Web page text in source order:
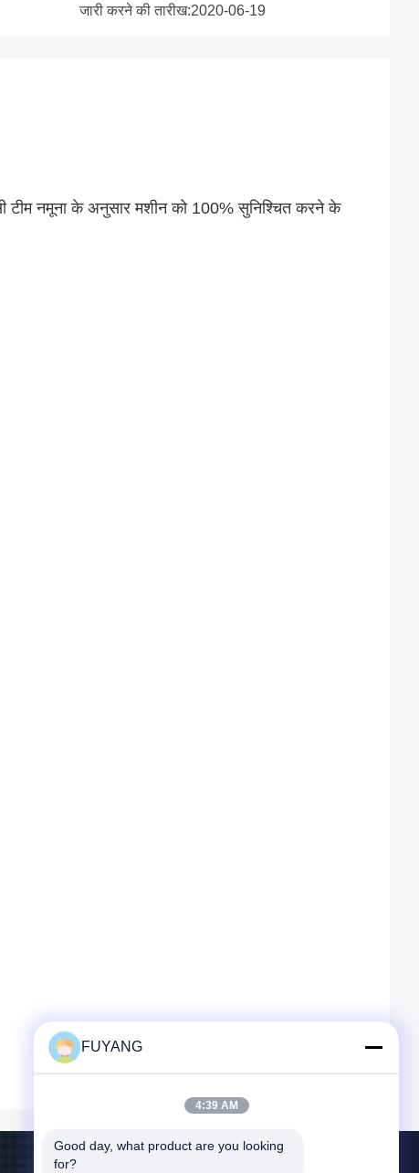
जारी करने की तारीख:2020-06-19
टीम नमूना के अनुसार मशीन को 100% सुनिश्चित करने के
FUYANG
4:39 AM
Good day, what product are you looking
for?